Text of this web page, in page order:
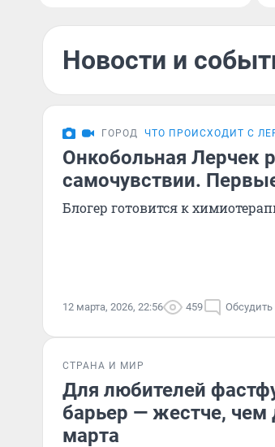
Новости и
ГОРОД ЧТО ПРОИСХОДИТ С
Онкобольная Лерчек
самочувствии.
Блогер готовится к
12 марта, 2026, 22:56 459 Обсудить
СТРАНА И МИР
Для любителей
барьер — жестче, чем
марта